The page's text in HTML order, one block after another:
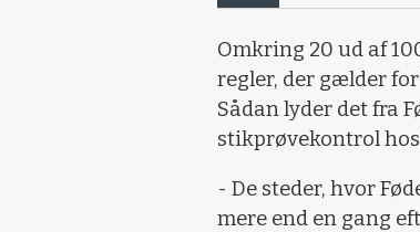
Omkring 20 ud af
regler, der gælder
Sådan lyder det fra
stikprøvekontrol
- De steder, hvor
mere end en gang